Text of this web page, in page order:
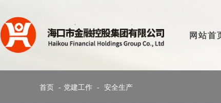
网站首
首页 - 党建工作 - 安全生产